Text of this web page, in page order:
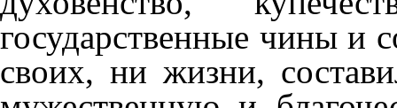
государственные чины и
своих, ни жизни,